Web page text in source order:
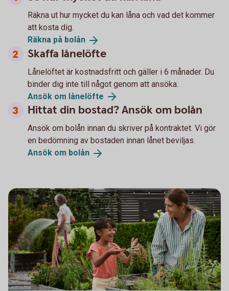
Räkna ut hur mycket du kan låna och vad det kommer
att kosta dig.
Räkna på bolån
Skaffa lånelöfte
Lånelöftet är kostnadsfritt och gäller i 6 månader. Du
binder dig inte till något genom att ansöka.
Ansök om lånelöfte
Hittat din bostad? Ansök om bolån
Ansök om bolån innan du skriver på kontraktet. Vi gör
en bedömning av bostaden innan lånet beviljas.
Ansök om bolån